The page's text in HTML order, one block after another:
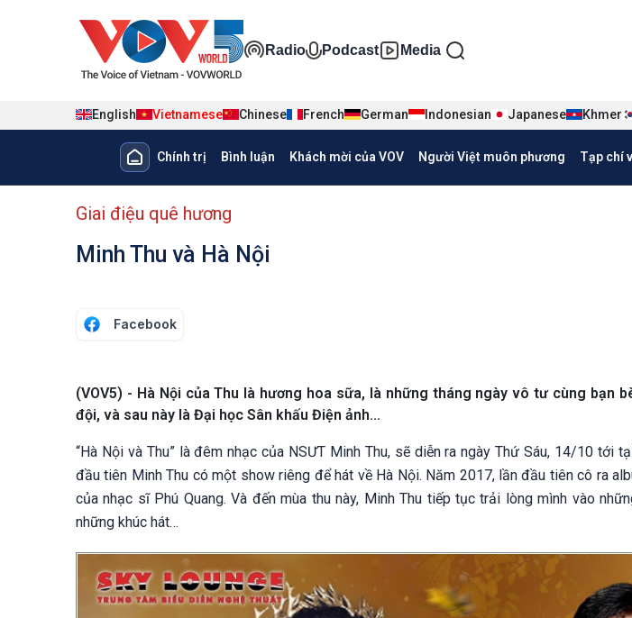
Đa phương tiện tiếng Việt
Radio Podcast Media
English Vietnamese Chinese French German Indonesian Japanese Khmer
Main navigation
Chính trị Bình luận Khách mời của VOV Người Việt muôn phương Tạp chí
menu phụ tiếng Việt
Giai điệu quê hương
Minh Thu và Hà Nội
Facebook
(VOV5) - Hà Nội của Thu là hương hoa sữa, là những tháng ngày vô tư cùng bạn
đội, và sau này là Đại học Sân khấu Điện ảnh...
“Hà Nội và Thu” là đêm nhạc của NSƯT Minh Thu, sẽ diễn ra ngày Thứ Sáu, 14/10 tới
đầu tiên Minh Thu có một show riêng để hát về Hà Nội. Năm 2017, lần đầu tiên cô ra
của nhạc sĩ Phú Quang. Và đến mùa thu này, Minh Thu tiếp tục trải lòng mình vào
những khúc hát…